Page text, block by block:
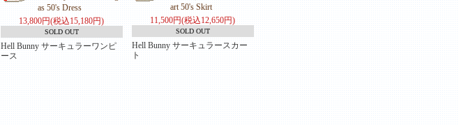
as 50's Dress
13,800円(税込15,180円)
SOLD OUT
Hell Bunny サーキュラーワンピ
ース
art 50's Skirt
11,500円(税込12,650円)
SOLD OUT
Hell Bunny サーキュラースカー
ト